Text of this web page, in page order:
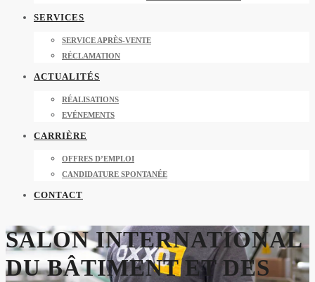
SERVICES
SERVICE APRÈS-VENTE
RÉCLAMATION
ACTUALITÉS
RÉALISATIONS
EVÉNEMENTS
CARRIÈRE
OFFRES D’EMPLOI
CANDIDATURE SPONTANÉE
CONTACT
SALON INTERNATIONAL
DU BÂTIMENT ET DES